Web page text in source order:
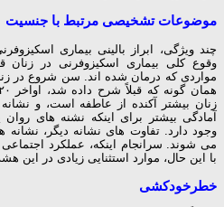
موضوعات تشخیصی مرتبط با جنسیت
چند ویژگی، ابراز بالینی بیماری
وقوع کلی بیماری اسکیزوفرنی در
مواردی که درمان­ شده­ اند. سن شروع در
زنان بیشتر آکنده از عاطفه است، و
آمادگی بیشتر برای اینکه نشنه­ های
وجود دارد. تفاوت­ های نشانه دیگر،
می ­شوند. سرانجام اینکه، عملکرد
با این حال، موارد استثنایی زیادی در این
خطرخودکشی